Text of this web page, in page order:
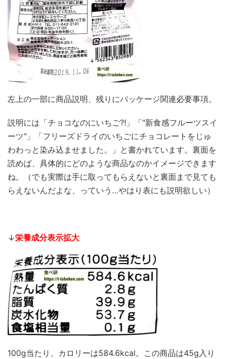
左上の一部に商品説明、残りにパッケージ関連必要事項。
説明には「チョコなのにいちご?!」「"新食感フルーツスイ
ーツ"」「フリーズドライのいちごにチョコレートをじゅ
わわっと染み込ませました。」と書かれています。裏面を
読めば、具体的にどのような商品なのかイメージできます
ね。（でも実際は手に取ってもらえないと裏面まで見ても
らえないんだよな、っていう…やはり表にも説明欲しい）
↓栄養成分表示拡大
100g当たり、カロリーは584.6kcal。この商品は45g入り